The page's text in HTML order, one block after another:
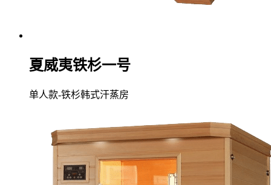
夏威夷铁杉一号
单人款-铁杉韩式汗蒸房